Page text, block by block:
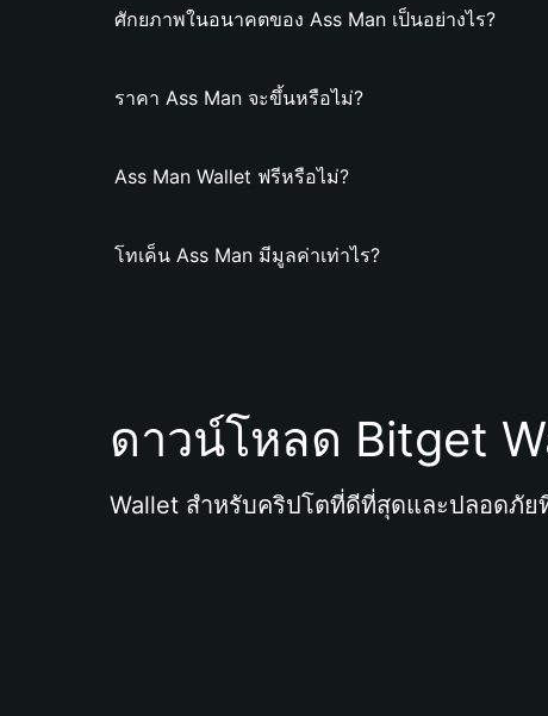
ศักยภาพในอนาคตของ Ass Man เป็นอย่างไร?
ราคา Ass Man จะขึ้นหรือไม่?
Ass Man Wallet ฟรีหรือไม่?
โทเค็น Ass Man มีมูลค่าเท่าไร?
ดาวน์โหลด Bitget
Wallet สำหรับคริปโตที่ดีที่สุดและปลอดภั